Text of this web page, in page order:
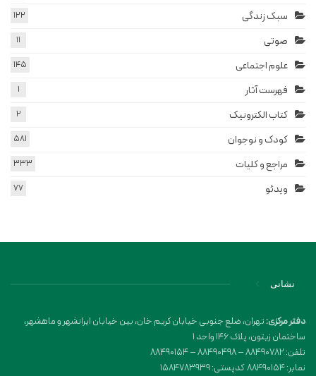
سبک زندگی 122
صوتی 11
علوم اجتماعی 145
فهرست آثار 1
کتاب الکترونیک 2
کودک و نوجوان 581
مراجع و کلیات 333
ویدئو 77
نشانی
دفتر مرکزی:تهران، ضلع جنوبی خیابان کریم خان، بین خیابان ایرانشهر و ماهشهر،
ساختمان زیتون، پلاک 146 واحد 1
تلفن: 88490782 – 88490498 – 88490154
نمابر: 88490154 کدپستی: 1584783939